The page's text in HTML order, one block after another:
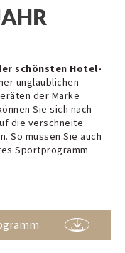
schönsten Hotel-
unglaublichen
der Marke
Sie sich nach
die verschneite
So müssen Sie auch
Sportprogramm